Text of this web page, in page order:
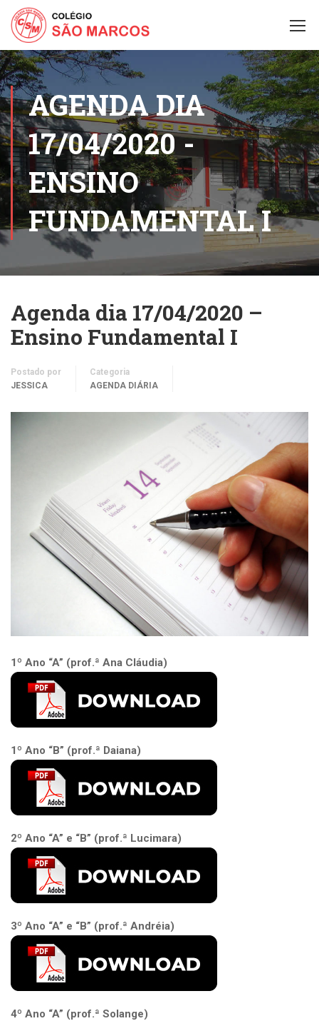
AGENDA DIA
17/04/2020 -
ENSINO
FUNDAMENTAL I
Agenda dia 17/04/2020 –
Ensino Fundamental I
Postado por
JESSICA
Categoria
AGENDA DIÁRIA
1º Ano “A” (prof.ª Ana Cláudia)
1º Ano “B” (prof.ª Daiana)
2º Ano “A” e “B” (prof.ª Lucimara)
3º Ano “A” e “B” (prof.ª Andréia)
4º Ano “A” (prof.ª Solange)